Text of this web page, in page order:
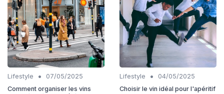
Lifestyle •
07/05/2025
Comment organiser les vins
Lifestyle •
04/05/2025
Choisir le vin idéal pour l'apéritif